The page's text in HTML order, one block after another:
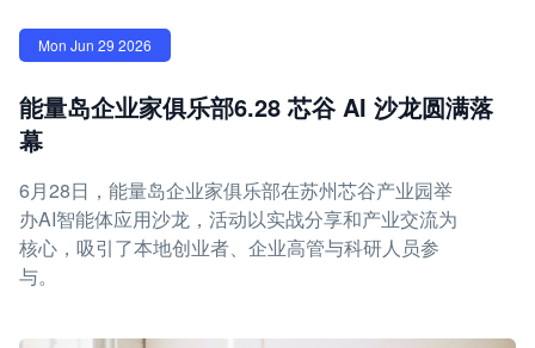
Mon Jun 29 2026
能量岛企业家俱乐部6.28 芯谷 AI 沙龙圆满落
幕
6月28日，能量岛企业家俱乐部在苏州芯谷产业园举
办AI智能体应用沙龙，活动以实战分享和产业交流为
核心，吸引了本地创业者、企业高管与科研人员参
与。